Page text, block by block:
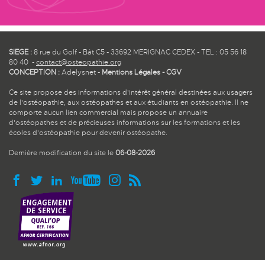
SIEGE :8 rue du Golf - Bât C5 - 33692 MERIGNAC CEDEX - TEL : 05 56 18
80 40 -contact@osteopathie.org
CONCEPTION :Adelysnet- Mentions Légales-CGV
Ce site propose des informations d'intérêt général destinées aux usagers
de l'ostéopathie, aux ostéopathes et aux étudiants en ostéopathie. Il ne
comporte aucun lien commercial mais propose un annuaire
d'ostéopathes et de précieuses informations sur les formations et les
écoles d'ostéopathie pour devenir ostéopathe.
Dernière modification du site le06-08-2026